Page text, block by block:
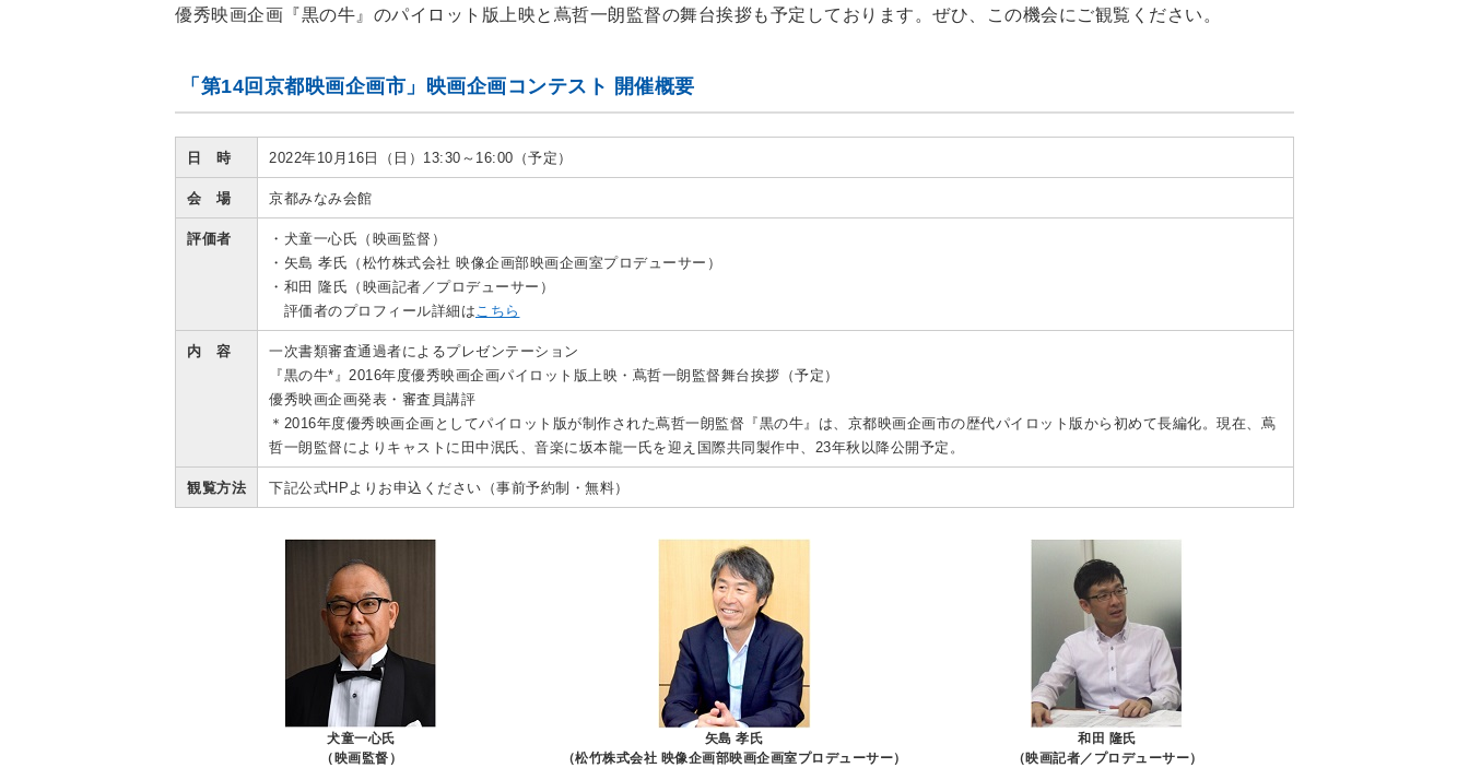
優秀映画企画『黒の牛』のパイロット版上映と蔦哲一朗監督の舞台挨拶も予定しております。ぜひ、この機会にご観覧ください。
「第14回京都映画企画市」映画企画コンテスト 開催概要
日 時 2022年10月16日（日）13:30～16:00（予定）
会 場 京都みなみ会館
評価者
・犬童一心氏（映画監督）
・矢島 孝氏（松竹株式会社 映像企画部映画企画室プロデューサー）
・和田 隆氏（映画記者／プロデューサー）
評価者のプロフィール詳細は こちら
内 容
一次書類審査通過者によるプレゼンテーション
『黒の牛*』2016年度優秀映画企画パイロット版上映・蔦哲一朗監督舞台挨拶（予定）
優秀映画企画発表・審査員講評
＊2016年度優秀映画企画としてパイロット版が制作された蔦哲一朗監督『黒の牛』は、京都映画企画市の歴代パイロット版から初めて長編化。現在、蔦
哲一朗監督によりキャストに田中泯氏、音楽に坂本龍一氏を迎え国際共同製作中、23年秋以降公開予定。
観覧方法 下記公式HPよりお申込ください（事前予約制・無料）
犬童一心氏
（映画監督）
矢島 孝氏
（松竹株式会社 映像企画部映画企画室プロデューサー）
和田 隆氏
（映画記者／プロデューサー）